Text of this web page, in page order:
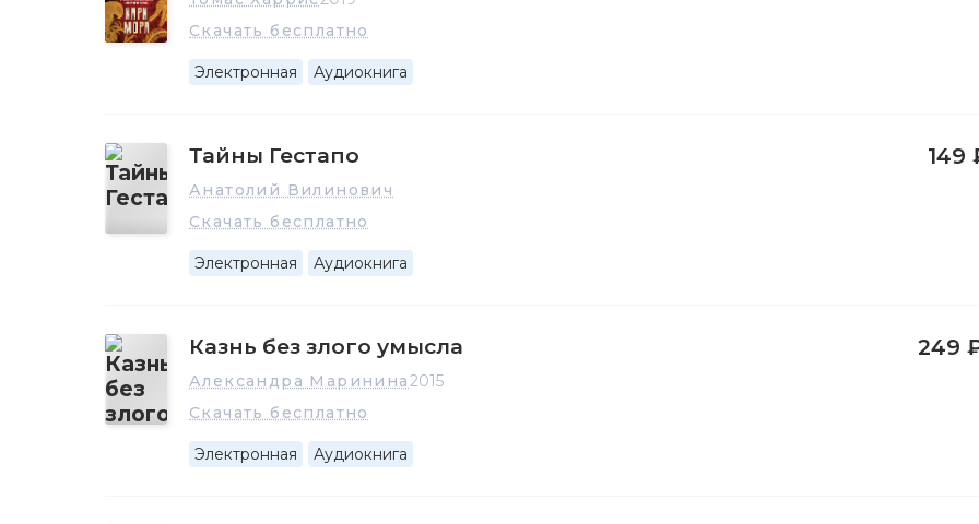
Скачать бесплатно
Электронная Аудиокнига
Тайны Гестапо
Анатолий Вилинович
Скачать бесплатно
Электронная Аудиокнига
149
Казнь без злого умысла
Александра Маринина2015
Скачать бесплатно
Электронная Аудиокнига
249